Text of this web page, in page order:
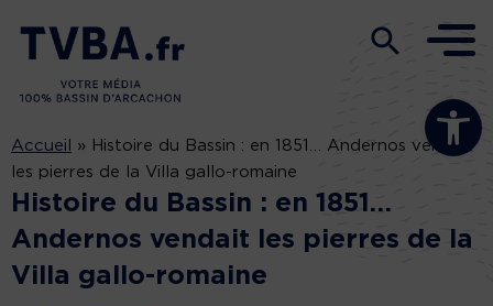
Ouvrir la
Accueil » Histoire du Bassin : en 1851… Andernos vendait
les pierres de la Villa gallo-romaine
Histoire du Bassin : en 1851…
Andernos vendait les pierres de la
Villa gallo-romaine